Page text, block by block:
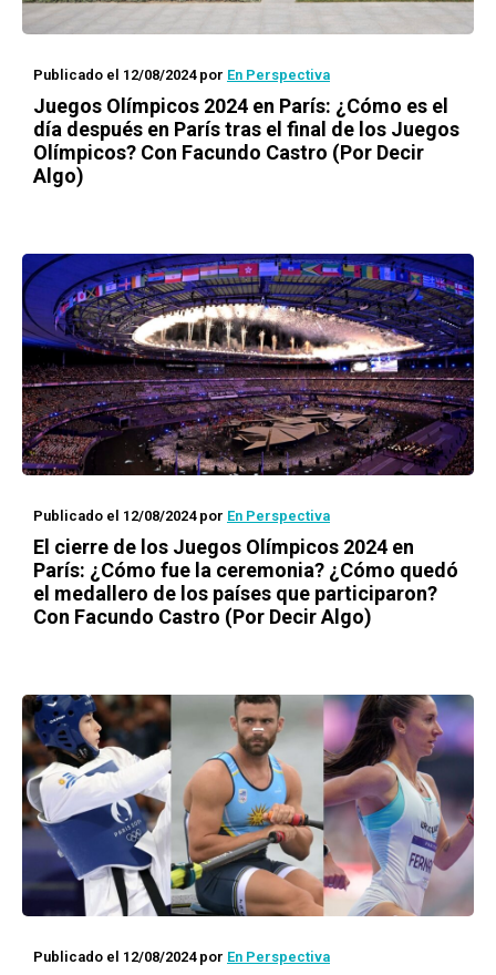
Publicado el 12/08/2024por En Perspectiva
Juegos Olímpicos 2024 en París: ¿Cómo es el
día después en París tras el final de los Juegos
Olímpicos? Con Facundo Castro (Por Decir
Algo)
Publicado el 12/08/2024por En Perspectiva
El cierre de los Juegos Olímpicos 2024 en
París: ¿Cómo fue la ceremonia? ¿Cómo quedó
el medallero de los países que participaron?
Con Facundo Castro (Por Decir Algo)
Publicado el 12/08/2024por En Perspectiva